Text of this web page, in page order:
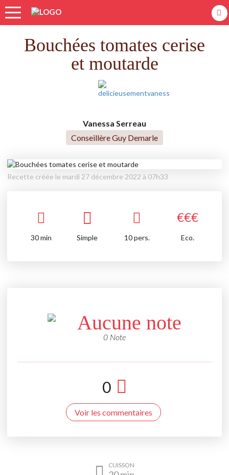
Accueil
Recettes
Bouchées tomates cerise et moutarde
Bouchées tomates cerise
et moutarde
Vanessa Serreau
Conseillère Guy Demarle
Recette créée le mardi 27 décembre 2022 à 07h33
€€€
30min Simple 10 pers. Eco.
Aucune note
0 Note
0
Voir les commentaires
CUISSON